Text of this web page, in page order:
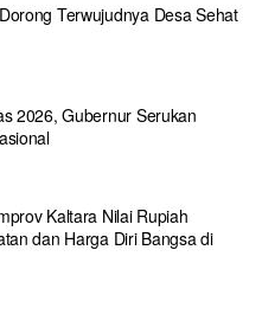
Terwujudnya Desa Sehat
2026, Gubernur Serukan
Kaltara Nilai Rupiah
dan Harga Diri Bangsa di